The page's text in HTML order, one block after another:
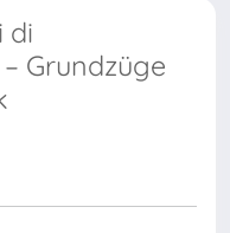
di
Grundzüge